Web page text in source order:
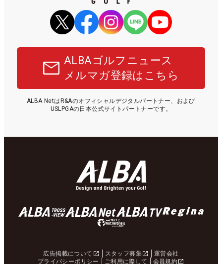
ALBAゴルフニュース
メルマガ登録はこちら
ALBA NetはR&Aのオフィシャルデジタルパートナー、および
USLPGAの日本公式サイトパートナーです。
広告掲載について スタッフ募集
運営会社
プライバシーポリシー
ご利用に際して 会員規約